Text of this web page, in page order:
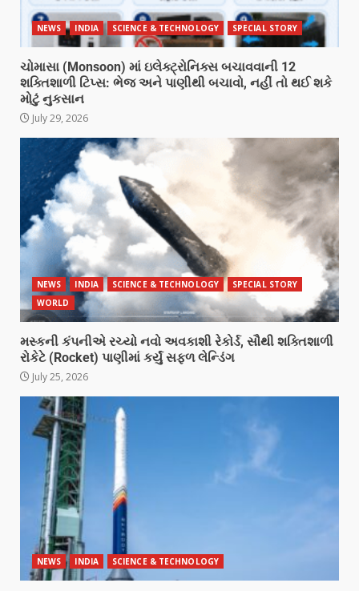
NEWS INDIA SCIENCE & TECHNOLOGY SPECIAL STORY
ચોમાસા (Monsoon) માં ઇલેક્ટ્રોનિક્સ બચાવવાની 12
શક્તિશાળી ટિપ્સ: ભેજ અને પાણીથી બચાવો, નહીં તો થઈ શકે
મોટું નુકસાન
July 29, 2026
NEWS INDIA SCIENCE & TECHNOLOGY
SPECIAL STORY
WORLD
મસ્કની કંપનીએ રચ્યો નવો અવકાશી રેકોર્ડ, સૌથી શક્તિશાળી
રોકેટે (Rocket) પાણીમાં કર્યું સફળ લેન્ડિંગ
July 25, 2026
NEWS INDIA SCIENCE & TECHNOLOGY